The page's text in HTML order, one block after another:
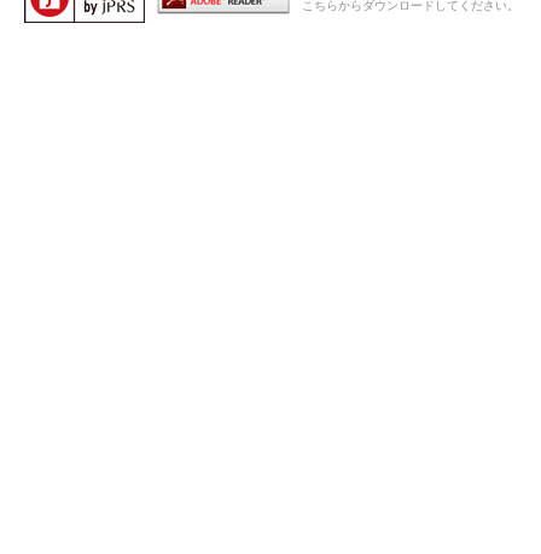
こちらからダウンロードしてください。